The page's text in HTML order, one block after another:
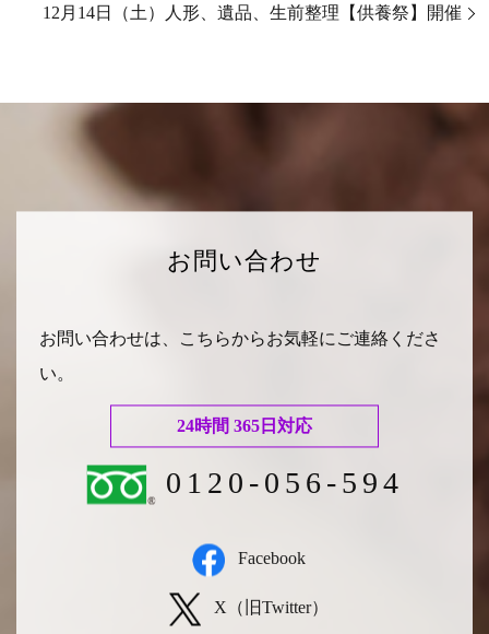
12月14日（土）人形、遺品、生前整理【供養祭】開催
お問い合わせ
お問い合わせは、こちらからお気軽にご連絡くださ
い。
24時間 365日対応
0120-056-594
Facebook
X（旧Twitter）